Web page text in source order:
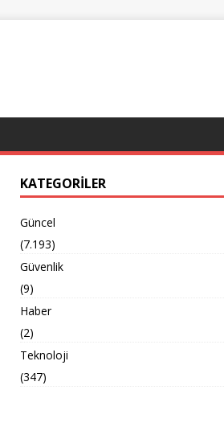
KATEGORILER
Güncel
(7.193)
Güvenlik
(9)
Haber
(2)
Teknoloji
(347)